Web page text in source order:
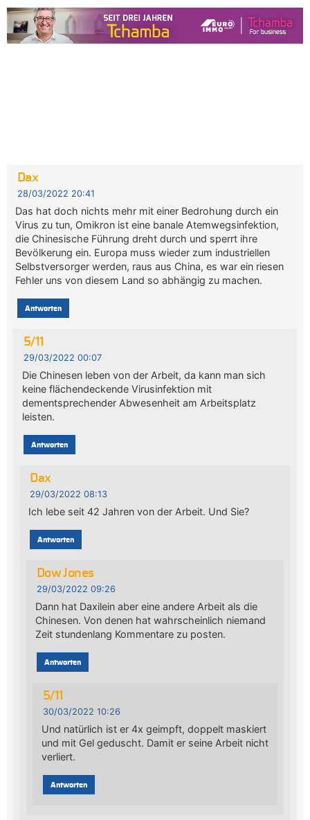
Dax
28/03/2022 20:41
Das hat doch nichts mehr mit einer Bedrohung durch ein
Virus zu tun, Omikron ist eine banale Atemwegsinfektion,
die Chinesische Führung dreht durch und sperrt ihre
Bevölkerung ein. Europa muss wieder zum industriellen
Selbstversorger werden, raus aus China, es war ein riesen
Fehler uns von diesem Land so abhängig zu machen.
Antworten
5/11
29/03/2022 00:07
Die Chinesen leben von der Arbeit, da kann man sich
keine flächendeckende Virusinfektion mit
dementsprechender Abwesenheit am Arbeitsplatz
leisten.
Antworten
Dax
29/03/2022 08:13
Ich lebe seit 42 Jahren von der Arbeit. Und Sie?
Antworten
Dow Jones
29/03/2022 09:26
Dann hat Daxilein aber eine andere Arbeit als die
Chinesen. Von denen hat wahrscheinlich niemand
Zeit stundenlang Kommentare zu posten.
Antworten
5/11
30/03/2022 10:26
Und natürlich ist er 4x geimpft, doppelt maskiert
und mit Gel geduscht. Damit er seine Arbeit nicht
verliert.
Antworten